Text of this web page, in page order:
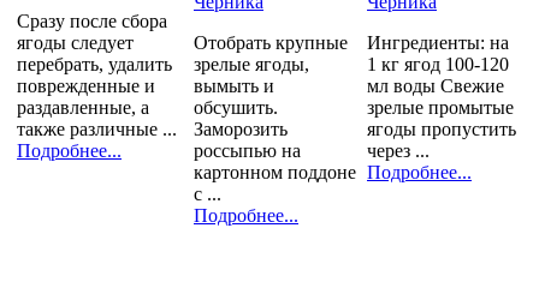
Сразу после сбора
ягоды следует
перебрать, удалить
поврежденные и
раздавленные, а
также различные ...
Подробнее...
Отобрать крупные
зрелые ягоды,
вымыть и
обсушить.
Заморозить
россыпью на
картонном поддоне
с ...
Подробнее...
Ингредиенты: на
1 кг ягод 100-120
мл воды Свежие
зрелые промытые
ягоды пропустить
через ...
Подробнее...